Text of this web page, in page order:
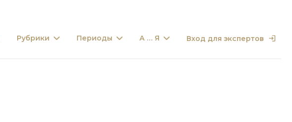
Рубрики Периоды А … Я Вход для экспертов